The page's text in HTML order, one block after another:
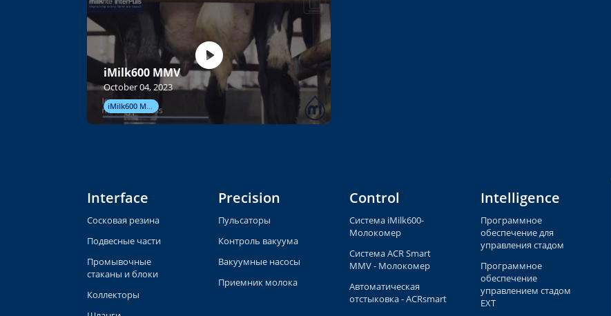
iMilk600 MMV
October 04, 2023
iMilk600 MMV
Interface
Сосковая резина
Подвесные части
Промывочные
стаканы и блоки
Коллекторы
Precision
Пульсаторы
Контроль вакуума
Вакуумные насосы
Приемник молока
Control
Система iMilk600-
Молокомер
Система ACR Smart
MMV - Молокомер
Автоматическая
отстыковка - ACRsmart
Intelligence
Программное
обеспечение для
управления стадом
Программное
обеспечение
управлением стадом
EXT